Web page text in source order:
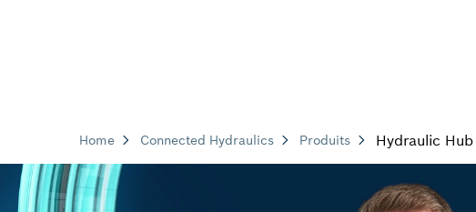
Home Connected Hydraulics Produits Hydraulic Hub